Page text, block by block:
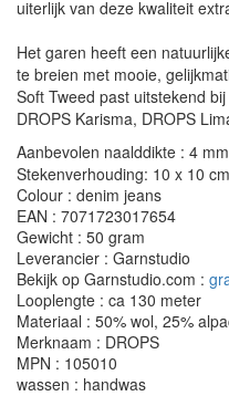
uiterlijk van deze kwaliteit
Het garen heeft een
te breien met mooie,
Soft Tweed past uitstekend
DROPS Karisma, DROPS
Aanbevolen naalddikte : 4 mm
Stekenverhouding: 10 x 10
Colour : denim jeans
EAN : 7071723017654
Gewicht : 50 gram
Leverancier : Garnstudio
Bekijk op Garnstudio.com :
Looplengte : ca 130 meter
Materiaal : 50% wol, 25%
Merknaam : DROPS
MPN : 105010
wassen : handwas